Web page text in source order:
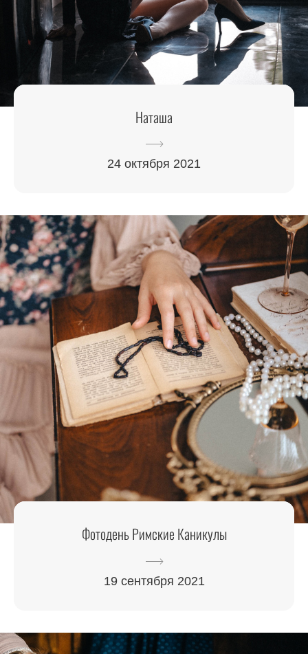
Наташа
24 октября 2021
Фотодень Римские Каникулы
19 сентября 2021